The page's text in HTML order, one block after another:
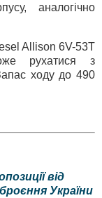
аналогічно
Allison 6V-53T
рухатися з
ходу до 490
від
України